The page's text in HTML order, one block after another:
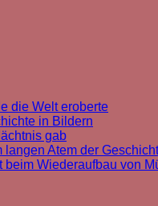
die Welt eroberte
in Bildern
gab
Atem der
Wiederaufbau von